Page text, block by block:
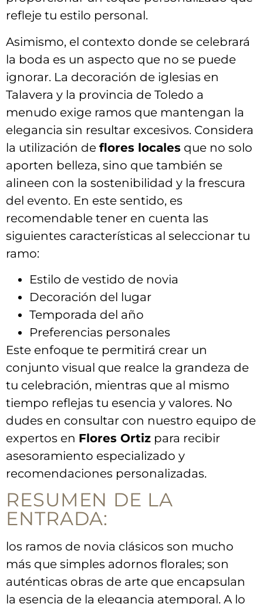
refleje tu estilo personal.
Asimismo, el ⁣contexto donde se celebrará
la boda ‌es‌ un aspecto que ‌no‍ se‍ puede
ignorar. La decoración ‍de iglesias en
‌Talavera y ‌la ‍provincia de Toledo‌ a
menudo exige ramos que mantengan la
elegancia sin ‌resultar excesivos. Considera
la ⁤utilización de flores ⁣locales que‍ no solo‌
aporten ​belleza, sino que también se
alineen con⁢ la sostenibilidad⁢ y‌ la⁤ frescura‌
del⁢ evento. En este sentido, es
recomendable tener en cuenta las
siguientes características al⁣ seleccionar tu
ramo:
Estilo de vestido de ⁣novia
Decoración‍ del lugar
Temporada del año
Preferencias personales
Este‍ enfoque te permitirá crear un
conjunto ⁣visual ‍que⁣ realce ⁢la grandeza de⁤
tu⁤ celebración, mientras que al mismo
tiempo reflejas tu esencia y valores. No
dudes en consultar con⁢ nuestro equipo de⁤
expertos ‌en Flores Ortiz para recibir
asesoramiento especializado y
recomendaciones‍ personalizadas.
RESUMEN ⁣DE LA⁢
ENTRADA:
los ramos de novia clásicos son mucho
⁢más que simples adornos florales; son
auténticas obras de arte que encapsulan
la esencia de la ⁤elegancia ⁣atemporal. A lo